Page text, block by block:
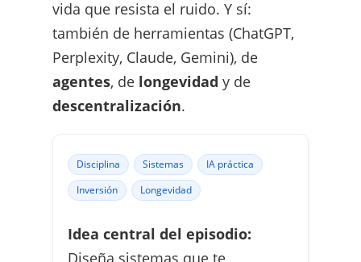
vida que resista el ruido. Y sí:
también de herramientas (ChatGPT,
Perplexity, Claude, Gemini), de
agentes, de longevidad y de
descentralización.
Disciplina Sistemas
IA práctica
Inversión
Longevidad
Idea central del episodio:
Diseña sistemas que te